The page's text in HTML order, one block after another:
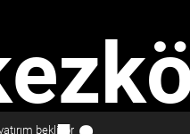
bekliyor